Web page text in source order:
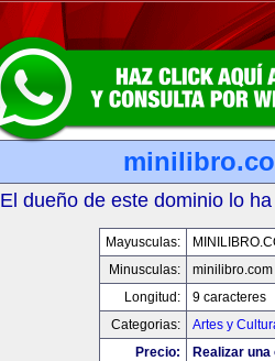
El dueño de este dominio lo
Mayusculas:
Minusculas:
minilibro.com
Longitud:
9 caracteres
Categorias:
Artes y
Precio:
Realizar